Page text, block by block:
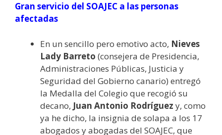
Gran servicio del SOAJEC a las personas
afectadas
En un sencillo pero emotivo acto, Nieves
Lady Barreto (consejera de Presidencia,
Administraciones Públicas, Justicia y
Seguridad del Gobierno canario) entregó
la Medalla del Colegio que recogió su
decano, Juan Antonio Rodríguez y, como
ya he dicho, la insignia de solapa a los 17
abogados y abogadas del SOAJEC, que